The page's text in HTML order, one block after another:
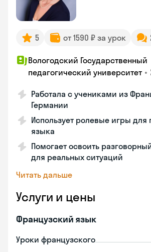
5 от 1590 ₽ за урок
Вологодский Государственный
педагогический университет •
Работала с учениками из
Германии
Использует ролевые игры для
языка
Помогает освоить
для реальных ситуаций
Читать дальше
Услуги и цены
Французский язык
Уроки французского